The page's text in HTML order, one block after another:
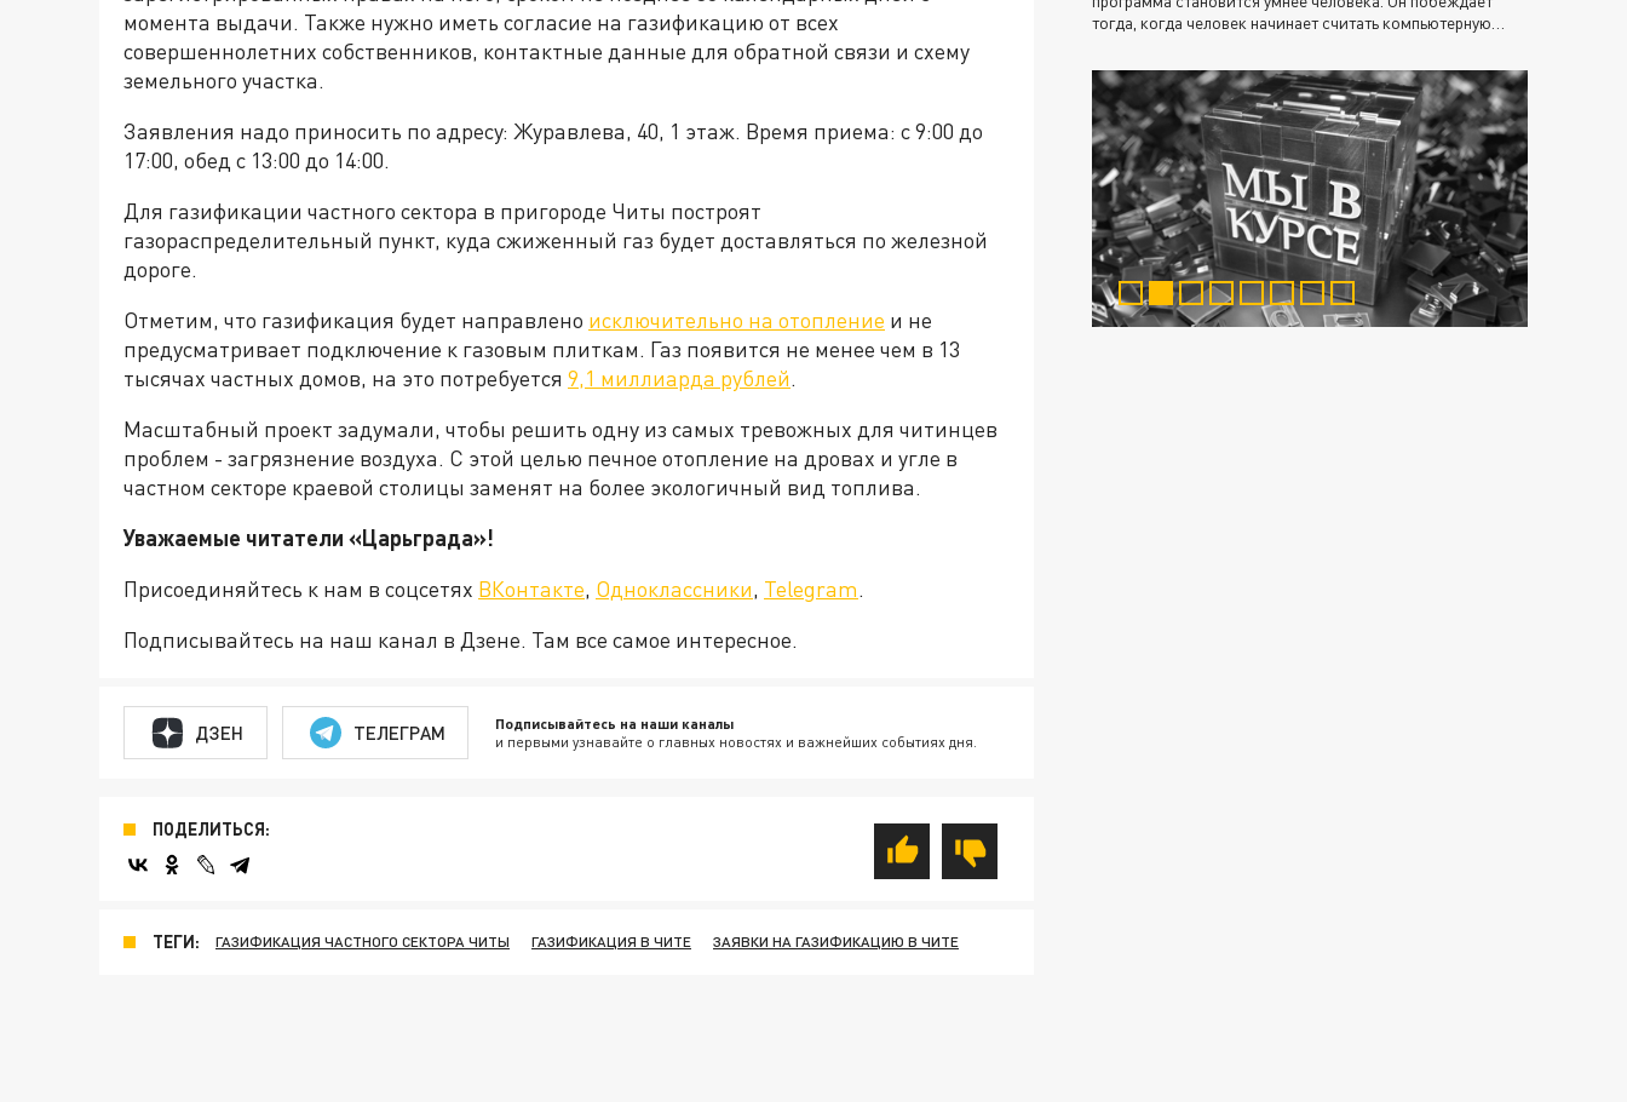
момента выдачи. Также нужно иметь согласие на газификацию от всех
совершеннолетних собственников, контактные данные для обратной связи и схему
земельного участка.
Заявления надо приносить по адресу: Журавлева, 40, 1 этаж. Время приема: с 9:00 до
17:00, обед с 13:00 до 14:00.
Для газификации частного сектора в пригороде Читы построят
газораспределительный пункт, куда сжиженный газ будет доставляться по железной
дороге.
Отметим, что газификация будет направлено исключительно на отопление и не
предусматривает подключение к газовым плиткам. Газ появится не менее чем в 13
тысячах частных домов, на это потребуется 9,1 миллиарда рублей.
Масштабный проект задумали, чтобы решить одну из самых тревожных для читинцев
проблем - загрязнение воздуха. С этой целью печное отопление на дровах и угле в
частном секторе краевой столицы заменят на более экологичный вид топлива.
Уважаемые читатели «Царьграда»!
Присоединяйтесь к нам в соцсетях ВКонтакте, Одноклассники, Telegram.
Подписывайтесь на наш канал в Дзене. Там все самое интересное.
ДЗЕН ТЕЛЕГРАМ Подписывайтесь на наши каналы
и первыми узнавайте о главных новостях и важнейших событиях дня.
ПОДЕЛИТЬСЯ:
ТЕГИ: ГАЗИФИКАЦИЯ ЧАСТНОГО СЕКТОРА ЧИТЫ ГАЗИФИКАЦИЯ В ЧИТЕ ЗАЯВКИ НА ГАЗИФИКАЦИЮ В ЧИТЕ
тогда, когда человек начинает считать компьютерную